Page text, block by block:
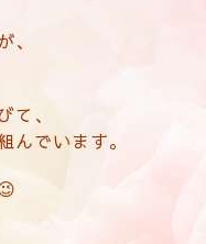
て、
んでいます。